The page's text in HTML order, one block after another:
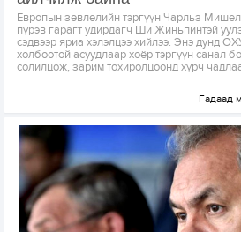
Европын зөвлөлийн тэргүүн Чарльз
пүрэв гарагт удирдагч Ши Жиньпинтэй
сэдвээр яриа хэлэлцээ хийлээ. Энэ дунд
холбоотой асуудлаар хоёр тэргүүн санал
солилцож, зарим тохиролцоонд хүрч
Гадаад